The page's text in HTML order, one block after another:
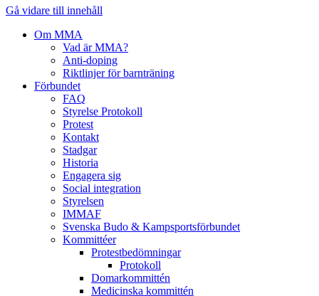
Gå vidare till innehåll
Om MMA
Vad är MMA?
Anti-doping
Riktlinjer för barnträning
Förbundet
FAQ
Styrelse Protokoll
Protest
Kontakt
Stadgar
Historia
Engagera sig
Social integration
Styrelsen
IMMAF
Svenska Budo & Kampsportsförbundet
Kommittéer
Protestbedömningar
Protokoll
Domarkommittén
Medicinska kommittén